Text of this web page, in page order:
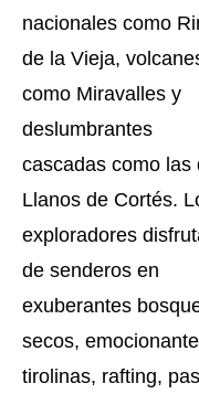
nacionales como
de la Vieja,
como Miravalles y
deslumbrantes
cascadas como las
Llanos de Cortés.
exploradores
de senderos en
exuberantes
secos,
tirolinas, rafting,